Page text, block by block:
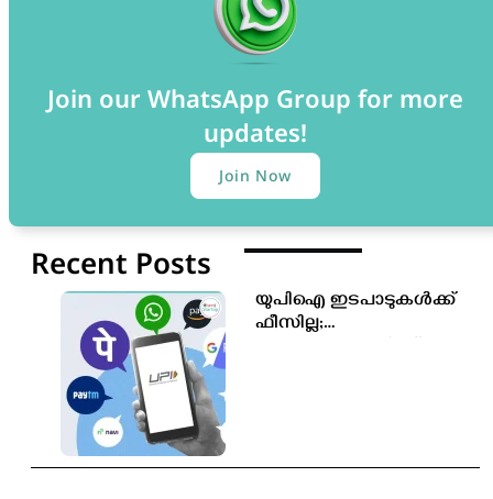
Join our WhatsApp Group for more
updates!
Join Now
Recent Posts
യുപിഐ ഇടപാടുകൾക്ക്
ഫീസില്ല;